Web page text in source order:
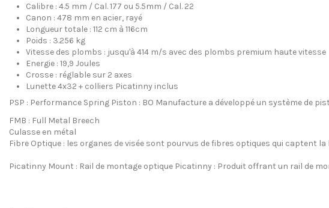
Calibre : 4.5 mm / Cal. 177 ou 5.5mm / Cal. 22
Canon : 478 mm en acier, rayé
Longueur totale : 112 cm à 116cm
Poids : 3.256 kg
Vitesse des plombs : jusqu'à 414 m/s avec des plombs premium haute vitesse
Energie : 19,9 Joules
Crosse : réglable sur 2 axes
Lunette 4x32 + colliers Picatinny inclus
PSP : Performance Spring Piston : BO Manufacture a développé un système de
FMB : Full Metal Breech
Culasse en métal
Fibre Optique : les organes de visée sont pourvus de fibres optiques qui captent
Picatinny Mount : Rail de montage optique Picatinny : Produit offrant un rail de